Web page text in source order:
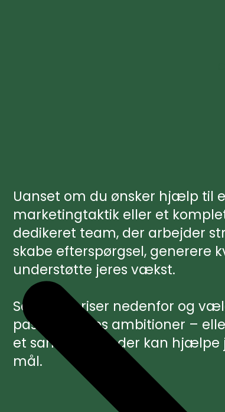
Uanset om du ønsker hjælp til
marketingtaktik eller et
dedikeret team, der arbejder
skabe efterspørgsel, generere
understøtte jeres vækst.
Se vores priser nedenfor og
passer til jeres ambitioner –
et samarbejde, der kan hjælpe
mål.